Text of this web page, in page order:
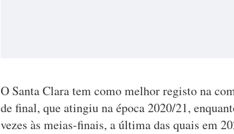
O Santa Clara tem como melhor registo na
de final, que atingiu na época 2020/21,
vezes às meias-finais, a última das quais em